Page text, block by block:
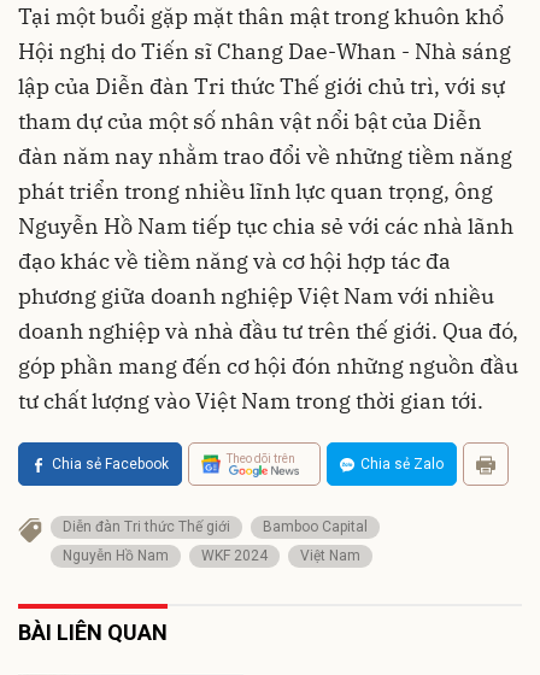
Tại một buổi gặp mặt thân mật trong khuôn khổ
Hội nghị do Tiến sĩ Chang Dae-Whan - Nhà sáng
lập của Diễn đàn Tri thức Thế giới chủ trì, với sự
tham dự của một số nhân vật nổi bật của Diễn
đàn năm nay nhằm trao đổi về những tiềm năng
phát triển trong nhiều lĩnh lực quan trọng, ông
Nguyễn Hồ Nam tiếp tục chia sẻ với các nhà lãnh
đạo khác về tiềm năng và cơ hội hợp tác đa
phương giữa doanh nghiệp Việt Nam với nhiều
doanh nghiệp và nhà đầu tư trên thế giới. Qua đó,
góp phần mang đến cơ hội đón những nguồn đầu
tư chất lượng vào Việt Nam trong thời gian tới.
Chia sẻ Facebook Theo dõi trên Chia sẻ Zalo
Diễn đàn Tri thức Thế giới
Bamboo Capital
Nguyễn Hồ Nam
WKF 2024 Việt Nam
BÀI LIÊN QUAN